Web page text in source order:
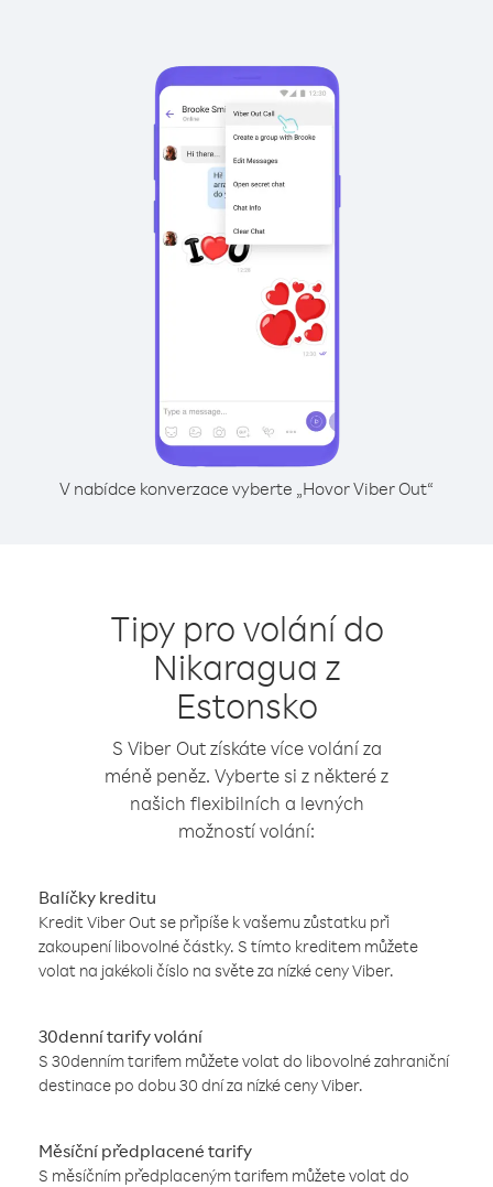
V nabídce konverzace vyberte „Hovor Viber Out“
Tipy pro volání do
Nikaragua z
Estonsko
S Viber Out získáte více volání za
méně peněz. Vyberte si z některé z
našich flexibilních a levných
možností volání:
Balíčky kreditu
Kredit Viber Out se připíše k vašemu zůstatku při
zakoupení libovolné částky. S tímto kreditem můžete
volat na jakékoli číslo na světe za nízké ceny Viber.
30denní tarify volání
S 30denním tarifem můžete volat do libovolné zahraniční
destinace po dobu 30 dní za nízké ceny Viber.
Měsíční předplacené tarify
S měsíčním předplaceným tarifem můžete volat do